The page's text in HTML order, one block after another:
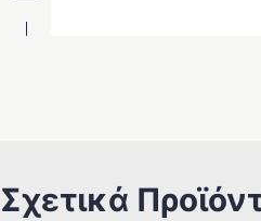
Σχετικά